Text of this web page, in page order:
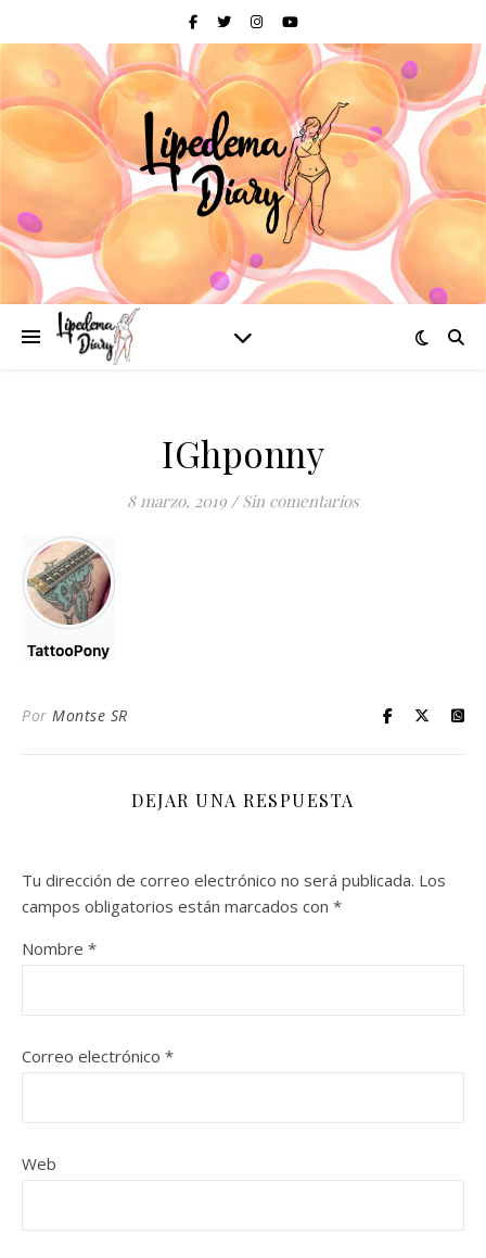
IGhponny
8 marzo, 2019 / Sin comentarios
Por Montse SR
DEJAR UNA RESPUESTA
Tu dirección de correo electrónico no será publicada. Los
campos obligatorios están marcados con *
Nombre *
Correo electrónico *
Web